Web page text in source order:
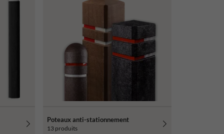
Poteaux anti-stationnement
13 produits